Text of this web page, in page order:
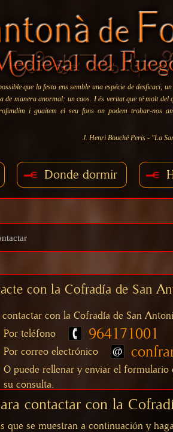
que la festa ens semble una espécie de desficaci,
de manera anormal: un caos. I és veritat que té molt del
i guaitem el seu fons on podem trobar-nos
J. Henri Bouché Peris - "La
Donde dormir
con la Cofradía de San
contactar con la Cofradía de San
Por teléfono
964171001
Por correo electrónico
O puede rellenar y enviar el
su consulta.
contactar con la
que se muestran a continuación y